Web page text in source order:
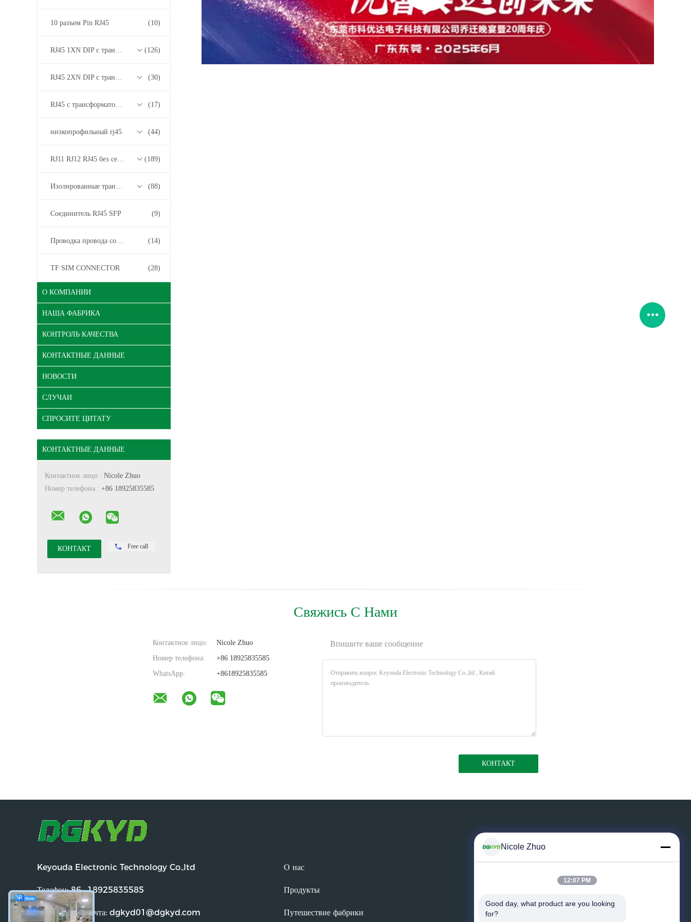
10 разъем Pin RJ45 (10)
RJ45 1XN DIP с трансформатором 10/100/1000M Base-T Series (126)
RJ45 2XN DIP с трансформатором 10/100/1000M Base-T Series (30)
RJ45 с трансформатором 2.5G/5G/10G Base-T Series (17)
низкопрофильный rj45 (44)
RJ11 RJ12 RJ45 без серии трансформаторов (189)
Изолированные трансформаторы (88)
Соединитель RJ45 SFP (9)
Проводка провода соединителя (14)
TF SIM CONNECTOR (28)
О КОМПАНИИ
НАША ФАБРИКА
КОНТРОЛЬ КАЧЕСТВА
КОНТАКТНЫЕ ДАННЫЕ
НОВОСТИ
СЛУЧАИ
СПРОСИТЕ ЦИТАТУ
КОНТАКТНЫЕ ДАННЫЕ
Контактное лицо : Nicole Zhuo
Номер телефона : +86 18925835585
Free call
Свяжись С Нами
Контактное лицо:
Nicole Zhuo
Номер телефона:
+86 18925835585
WhatsApp:
+8618925835585
Впишите ваше сообщение
Keyouda Electronic Technology Co.,ltd
Телефон:86--18925835585
Электронная почта: dgkyd01@dgkyd.com
О нас
Продукты
Путешествие фабрики
Nicole Zhuo
12:07 PM
Good day, what product are you looking
for?